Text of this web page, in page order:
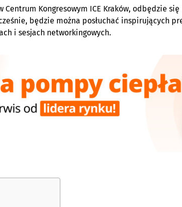
Centrum Kongresowym ICE Kraków, odbędzie
będzie można posłuchać inspirujących
i sesjach networkingowych.